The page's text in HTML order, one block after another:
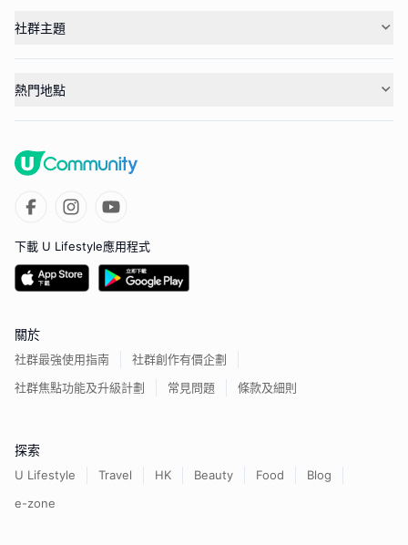
社群主題
熱門地點
下載 U Lifestyle應用程式
關於
社群最強使用指南
社群創作有價企劃
社群焦點功能及升級計劃
常見問題 條款及細則
探索
U Lifestyle Travel HK Beauty Food
Blog
e-zone